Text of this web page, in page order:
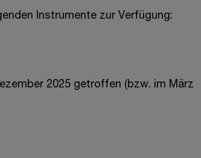
Instrumente zur Verfügung:
2025 getroffen (bzw. im März